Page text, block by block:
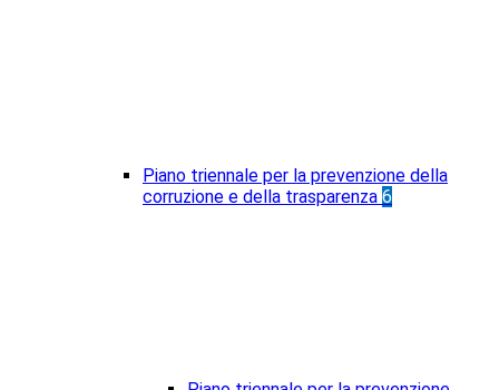
Piano triennale per la prevenzione della
corruzione e della trasparenza 6